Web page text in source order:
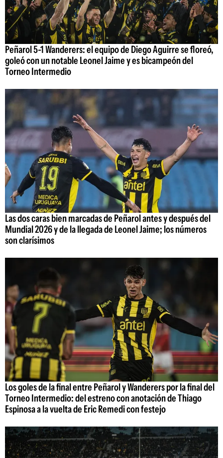
Peñarol 5-1 Wanderers: el equipo de Diego Aguirre se floreó,
goleó con un notable Leonel Jaime y es bicampeón del
Torneo Intermedio
Las dos caras bien marcadas de Peñarol antes y después del
Mundial 2026 y de la llegada de Leonel Jaime; los números
son clarísimos
Los goles de la final entre Peñarol y Wanderers por la final del
Torneo Intermedio: del estreno con anotación de Thiago
Espinosa a la vuelta de Eric Remedi con festejo